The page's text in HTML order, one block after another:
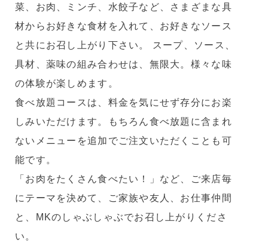
菜、お肉、ミンチ、水餃子など、さまざまな具
材からお好きな食材を入れて、お好きなソース
と共にお召し上がり下さい。 スープ、ソース、
具材、薬味の組み合わせは、無限大。様々な味
の体験が楽しめます。
食べ放題コースは、料金を気にせず存分にお楽
しみいただけます。もちろん食べ放題に含まれ
ないメニューを追加でご注文いただくことも可
能です。
「お肉をたくさん食べたい！」など、ご来店毎
にテーマを決めて、ご家族や友人、お仕事仲間
と、MKのしゃぶしゃぶでお召し上がりくださ
い。